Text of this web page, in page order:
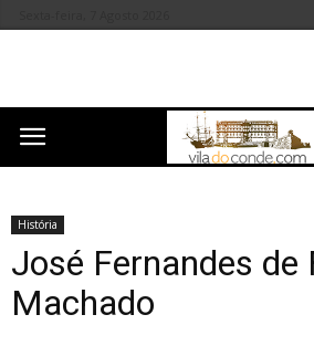
História
José Fernandes de
Machado